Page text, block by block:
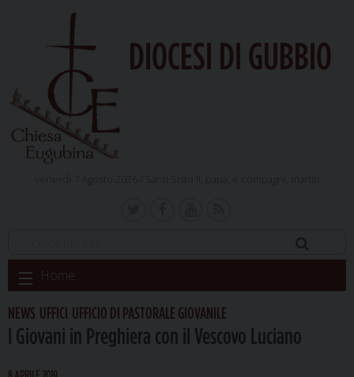
DIOCESI DI GUBBIO
Skip
to
content
Home
NEWS UFFICI UFFICIO DI PASTORALE GIOVANILE
I Giovani in Preghiera con il Vescovo Luciano